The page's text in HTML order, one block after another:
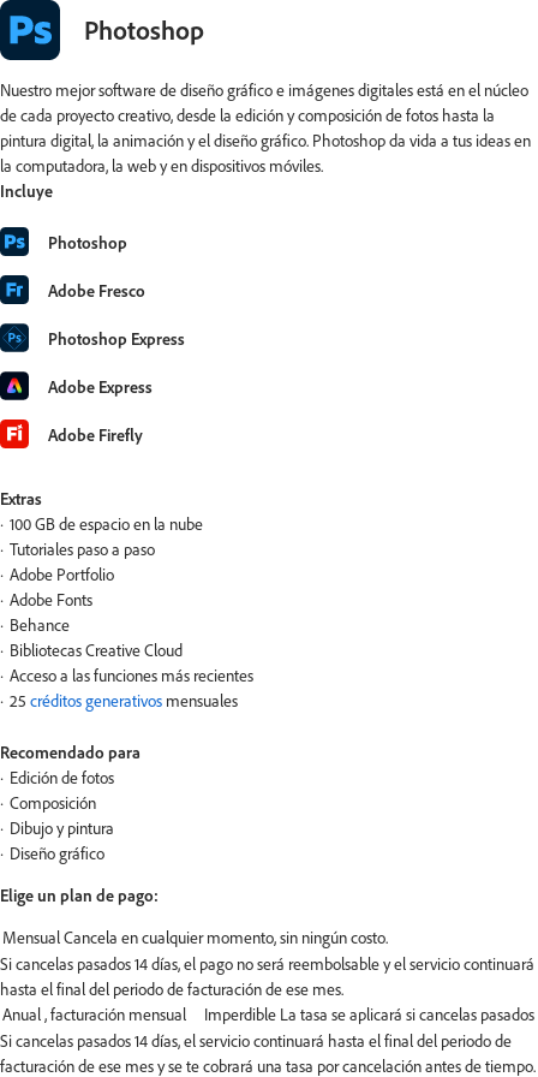
Photoshop
Nuestro mejor software de diseño gráfico e imágenes digitales está en el núcleo
de cada proyecto creativo, desde la edición y composición de fotos hasta la
pintura digital, la animación y el diseño gráfico. Photoshop da vida a tus ideas en
la computadora, la web y en dispositivos móviles.
Incluye
Photoshop
Adobe Fresco
Photoshop Express
Adobe Express
Adobe Firefly
Extras
100 GB de espacio en la nube
Tutoriales paso a paso
Adobe Portfolio
Adobe Fonts
Behance
Bibliotecas Creative Cloud
Acceso a las funciones más recientes
25 créditos generativos mensuales
Recomendado para
Edición de fotos
Composición
Dibujo y pintura
Diseño gráfico
Elige un plan de pago:
Si cancelas pasados 14 días, el pago no será reembolsable y el servicio continuará
hasta el final del periodo de facturación de ese mes.
Si cancelas pasados 14 días, el servicio continuará hasta el final del periodo de
facturación de ese mes y se te cobrará una tasa por cancelación antes de tiempo.